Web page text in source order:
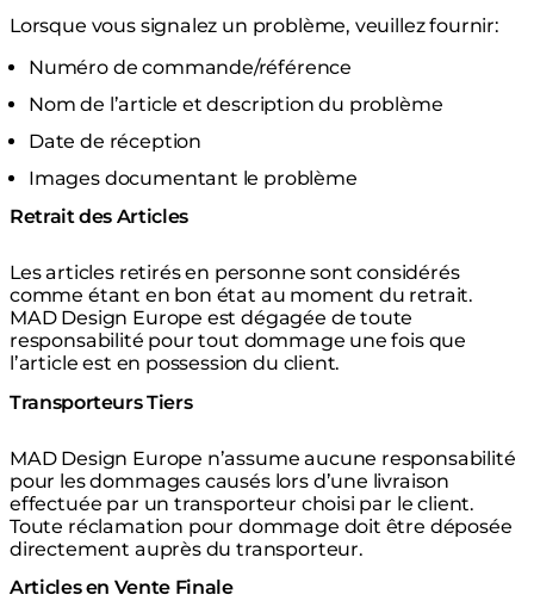
Lorsque vous signalez un problème, veuillez fournir:
Numéro de commande/référence
Nom de l’article et description du problème
Date de réception
Images documentant le problème
Retrait des Articles
Les articles retirés en personne sont considérés
comme étant en bon état au moment du retrait.
MAD Design Europe est dégagée de toute
responsabilité pour tout dommage une fois que
l’article est en possession du client.
Transporteurs Tiers
MAD Design Europe n’assume aucune responsabilité
pour les dommages causés lors d’une livraison
effectuée par un transporteur choisi par le client.
Toute réclamation pour dommage doit être déposée
directement auprès du transporteur.
Articles en Vente Finale